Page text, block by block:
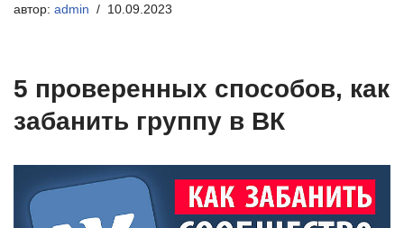
автор: admin 10.09.2023
5 проверенных способов, как
забанить группу в ВК